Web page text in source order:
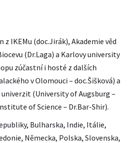
IKEMu (doc.Jirák), Akademie věd
(Dr.Laga) a Karlovy university
zúčastní i hosté z dalších
v Olomouci – doc.Šišková) a
(University of Augsburg –
of Science – Dr.Bar-Shir).
Bulharska, Indie, Itálie,
Německa, Polska, Slovenska,